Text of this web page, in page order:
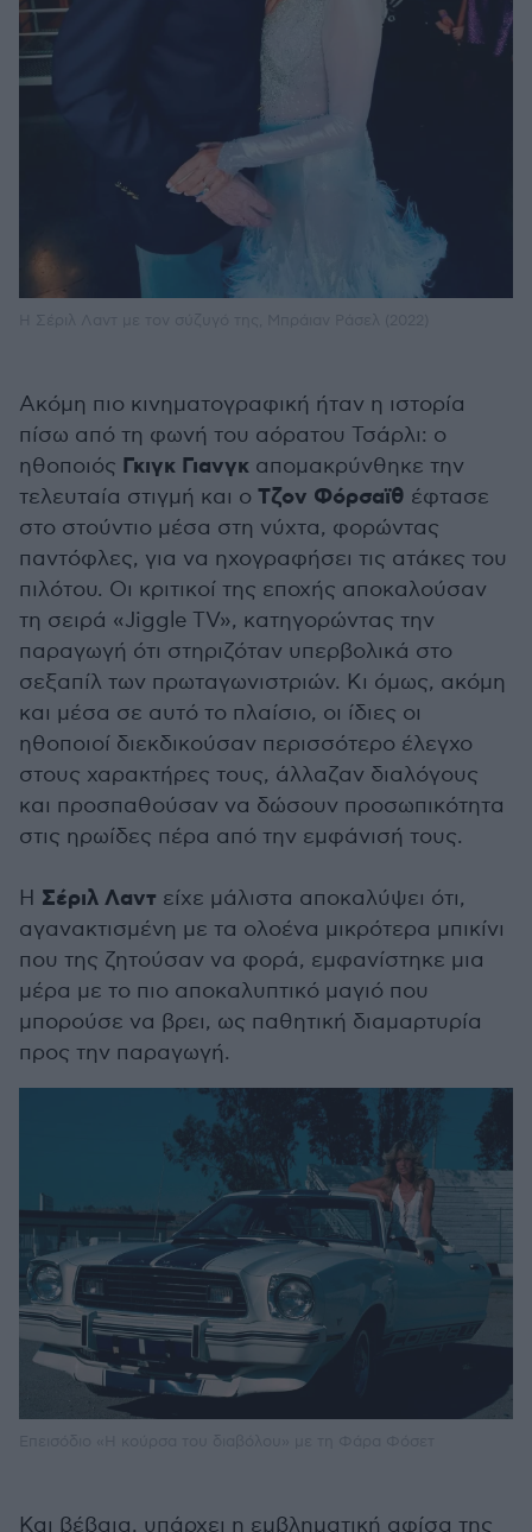
Ακόμη πιο κινηματογραφική ήταν η ιστορία
πίσω από τη φωνή του αόρατου Τσάρλι: ο
ηθοποιός Γκιγκ Γιανγκ απομακρύνθηκε την
τελευταία στιγμή και ο Τζον Φόρσαϊθ έφτασε
στο στούντιο μέσα στη νύχτα, φορώντας
παντόφλες, για να ηχογραφήσει τις ατάκες του
πιλότου. Οι κριτικοί της εποχής αποκαλούσαν
τη σειρά «Jiggle TV», κατηγορώντας την
παραγωγή ότι στηριζόταν υπερβολικά στο
σεξαπίλ των πρωταγωνιστριών. Κι όμως, ακόμη
και μέσα σε αυτό το πλαίσιο, οι ίδιες οι
ηθοποιοί διεκδικούσαν περισσότερο έλεγχο
στους χαρακτήρες τους, άλλαζαν διαλόγους
και προσπαθούσαν να δώσουν προσωπικότητα
στις ηρωίδες πέρα από την εμφάνισή τους.
Η Σέριλ Λαντ είχε μάλιστα αποκαλύψει ότι,
αγανακτισμένη με τα ολοένα μικρότερα μπικίνι
που της ζητούσαν να φορά, εμφανίστηκε μια
μέρα με το πιο αποκαλυπτικό μαγιό που
μπορούσε να βρει, ως παθητική διαμαρτυρία
προς την παραγωγή.
Και βέβαια, υπάρχει η εμβληματική αφίσα της